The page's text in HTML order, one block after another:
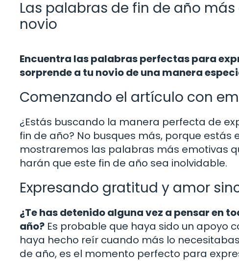
Las palabras de fin de año
novio
Encuentra las palabras perfectas para
sorprende a tu novio de una manera
Comenzando el artículo con
¿Estás buscando la manera perfecta de
fin de año? No busques más, porque estás
mostraremos las palabras más emotivas
harán que este fin de año sea inolvidable.
Expresando gratitud y amor
¿Te has detenido alguna vez a pensar en
año? Es probable que haya sido un apoyo
haya hecho reír cuando más lo
de año, es el momento perfecto para